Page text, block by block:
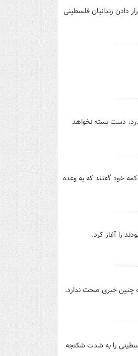
دادن زندانیان فلسطینی
دست بسته نخواهد
خود گفتند که به وعده
چنین خبری صحت ندارد.
را به شدت شکنجه